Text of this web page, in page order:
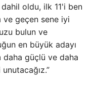
oldu, ilk 11'i ben
ve geçen sene iyi
bulun ve
en büyük adayı
güçlü ve daha